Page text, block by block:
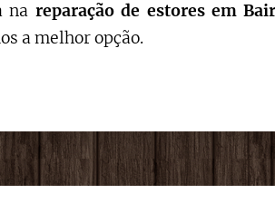
na reparação de estoresem
a melhor opção.